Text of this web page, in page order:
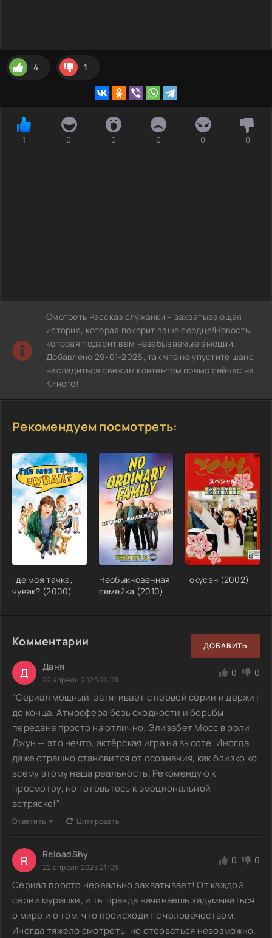
4 1
1 0 0 0 0 0
Смотреть Рассказ служанки – захватывающая
история, которая покорит ваше сердце!Новость
которая подарит вам незабываемые эмоции.
Добавлено 29-01-2026, так что не упустите шанс
насладиться свежим контентом прямо сейчас на
Киного!
Рекомендуем посмотреть:
Где моя тачка,
чувак? (2000)
Необыкновенная
семейка (2010)
Гокусэн (2002)
Комментарии ДОБАВИТЬ
Д Даня
22 апреля 2025 21:09
0 0
"Сериал мощный, затягивает с первой серии и держит
до конца. Атмосфера безысходности и борьбы
передана просто на отлично. Элизабет Мосс в роли
Джун — это нечто, актёрская игра на высоте. Иногда
даже страшно становится от осознания, как близко ко
всему этому наша реальность. Рекомендую к
просмотру, но готовьтесь к эмоциональной
встряске!"
Ответить Цитировать
R ReloadShy
22 апреля 2025 21:03
0 0
Сериал просто нереально захватывает! От каждой
серии мурашки, и ты правда начинаешь задумываться
о мире и о том, что происходит с человечеством.
Иногда тяжело смотреть, но оторваться невозможно.